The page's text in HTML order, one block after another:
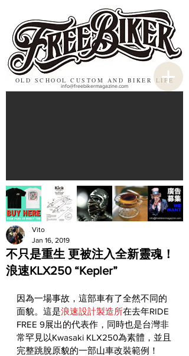
OLD SCHOOL CUSTOM AND BIKER LIFE
info@freebikermagazine.com
不只是重生 更被注入全新靈魂！
浪速KLX250 “Kepler”
Vito
Jan 16, 2019
因為一場事故，這部車有了全然不同的
面貌。這是浪速設計製造所在去年RIDE
FREE 9展出的代表作，同時也是台灣非
常罕見以Kwasaki KLX250為素體，並且
完整跳脫原貌的一部山車改裝範例！